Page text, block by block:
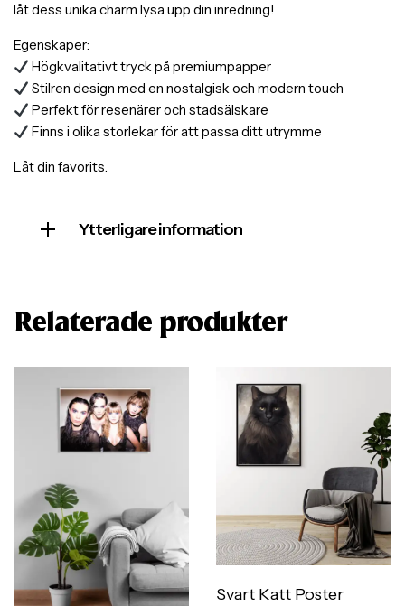
låt dess unika charm lysa upp din inredning!
Egenskaper:
Högkvalitativt tryck på premiumpapper
Stilren design med en nostalgisk och modern touch
Perfekt för resenärer och stadsälskare
Finns i olika storlekar för att passa ditt utrymme
Låt din favorits.
Ytterligare information
Relaterade produkter
Svart Katt Poster